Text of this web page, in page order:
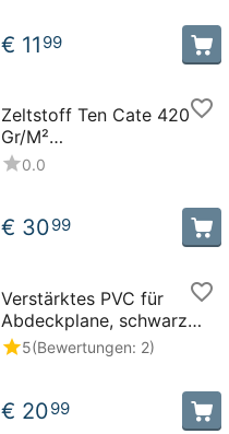
€ 11 99
Zeltstoff Ten Cate 420
Gr/M²
Polyester/Baumwolle 204
0.0
€ 3099
Verstärktes PVC für
Abdeckplane, schwarz
250 cm, 650 Gr./M²
5(Bewertungen: 2)
€ 2099